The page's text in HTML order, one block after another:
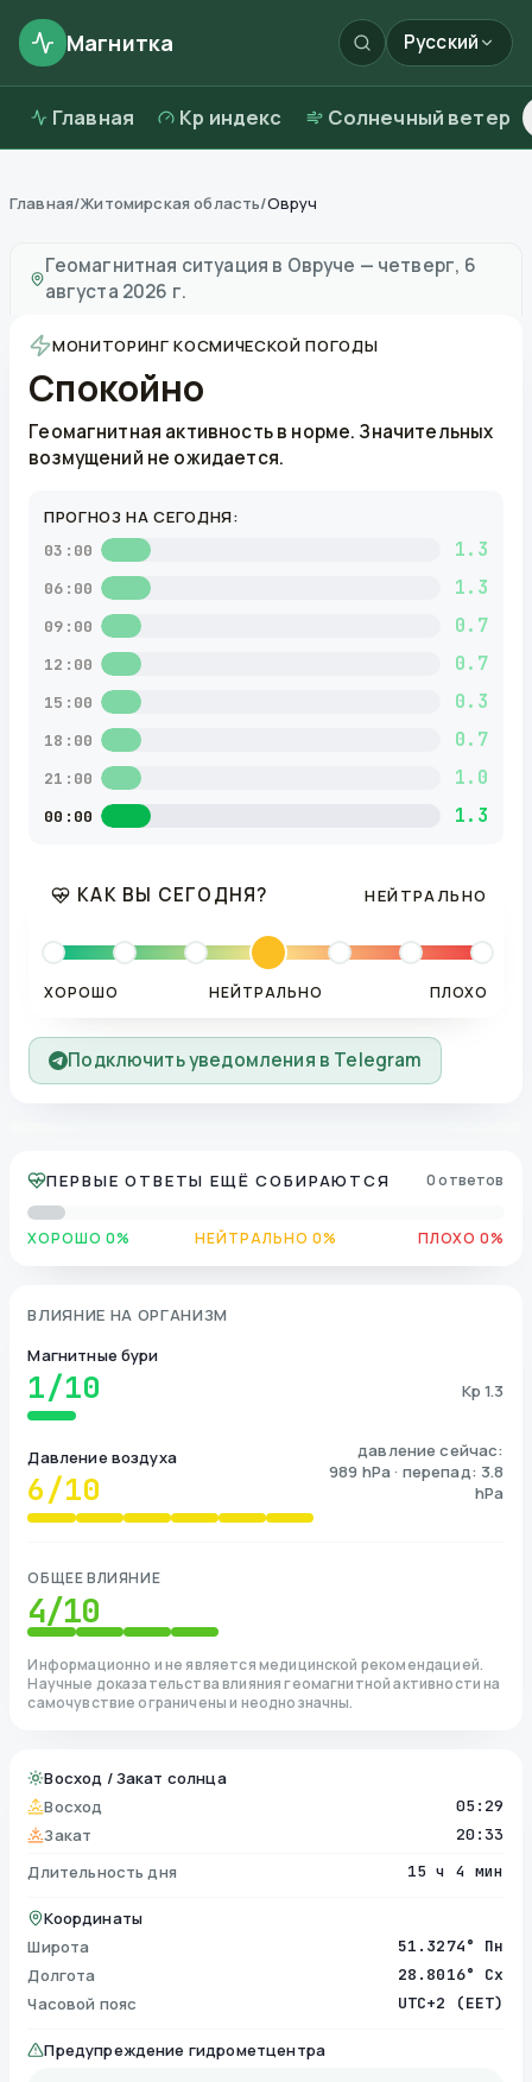
Магнитка Русский
Главная Kp индекс Солнечный ветер
Главная/Житомирская область/Овруч
Геомагнитная ситуация в Овруче — четверг, 6
августа 2026 г.
МОНИТОРИНГ КОСМИЧЕСКОЙ ПОГОДЫ
Спокойно
Геомагнитная активность в норме. Значительных
возмущений не ожидается.
ПРОГНОЗ НА СЕГОДНЯ:
03:00 1.3
06:00 1.3
09:00 0.7
12:00 0.7
15:00 0.3
18:00 0.7
21:00 1.0
00:00 1.3
КАК ВЫ СЕГОДНЯ? НЕЙТРАЛЬНО
ХОРОШО НЕЙТРАЛЬНО ПЛОХО
Подключить уведомления в Telegram
ПЕРВЫЕ ОТВЕТЫ ЕЩЁ СОБИРАЮТСЯ 0 ответов
ХОРОШО 0% НЕЙТРАЛЬНО 0% ПЛОХО 0%
ВЛИЯНИЕ НА ОРГАНИЗМ
Магнитные бури
1/10 Kp 1.3
Давление воздуха
6/10
давление сейчас:
989 hPa · перепад: 3.8
hPa
ОБЩЕЕ ВЛИЯНИЕ
4/10
Информационно и не является медицинской рекомендацией.
Научные доказательства влияния геомагнитной активности на
самочувствие ограничены и неоднозначны.
Восход / Закат солнца
Восход
05:29
Закат 20:33
Длительность дня 15 ч 4 мин
Координаты
Широта
51.3274° Пн
Долгота 28.8016° Сх
Часовой пояс UTC+2 (EET)
Предупреждение гидрометцентра